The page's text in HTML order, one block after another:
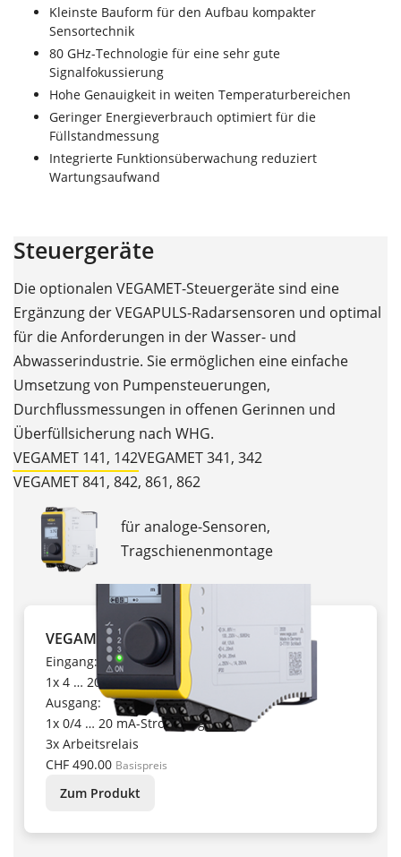
Kleinste Bauform für den Aufbau kompakter
Sensortechnik
80 GHz-Technologie für eine sehr gute
Signalfokussierung
Hohe Genauigkeit in weiten Temperaturbereichen
Geringer Energieverbrauch optimiert für die
Füllstandmessung
Integrierte Funktionsüberwachung reduziert
Wartungsaufwand
Steuergeräte
Die optionalen VEGAMET-Steuergeräte sind eine
Ergänzung der VEGAPULS-Radarsensoren und optimal
für die Anforderungen in der Wasser- und
Abwasserindustrie. Sie ermöglichen eine einfache
Umsetzung von Pumpensteuerungen,
Durchflussmessungen in offenen Gerinnen und
Überfüllsicherung nach WHG.
VEGAMET 141, 142VEGAMET 341, 342
VEGAMET 841, 842, 861, 862
für analoge-Sensoren,
Tragschienenmontage
VEGAMET 141
Eingang:
1x 4 … 20 mA-Sensoreingang
Ausgang:
1x 0/4 … 20 mA-Stromausgang,
3x Arbeitsrelais
CHF 490.00 Basispreis
Zum Produkt